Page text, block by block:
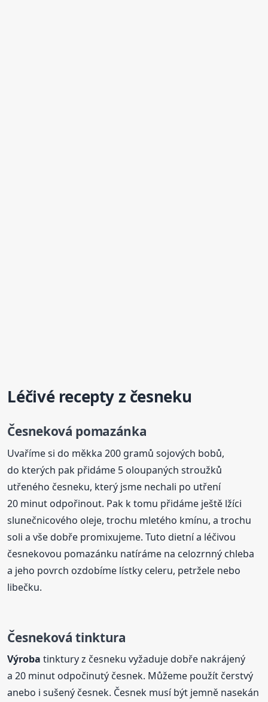
Léčivé recepty z česneku
Česneková pomazánka
Uvaříme si do měkka 200 gramů sojových bobů,
do kterých pak přidáme 5 oloupaných stroužků
utřeného česneku, který jsme nechali po utření
20 minut odpořinout. Pak k tomu přidáme ještě lžíci
slunečnicového oleje, trochu mletého kmínu, a trochu
soli a vše dobře promixujeme. Tuto dietní a léčivou
česnekovou pomazánku natíráme na celozrnný chleba
a jeho povrch ozdobíme lístky celeru, petržele nebo
libečku.
Česnekovátinktura
Výroba tinktury z česneku vyžaduje dobře nakrájený
a 20 minut odpočinutý česnek. Můžeme použít čerstvý
anebo i sušený česnek. Česnek musí být jemně nasekán